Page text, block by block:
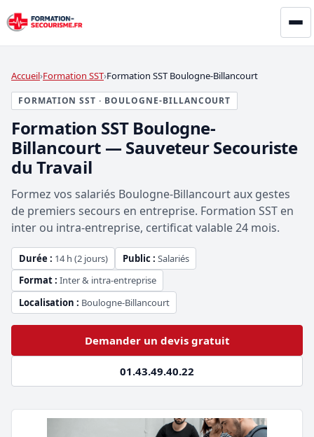
Accueil Formation SST Formation SST Boulogne-Billancourt
FORMATION SST · BOULOGNE-BILLANCOURT
Formation SST Boulogne-
Billancourt — Sauveteur Secouriste
du Travail
Formez vos salariés Boulogne-Billancourt aux gestes
de premiers secours en entreprise. Formation SST en
inter ou intra-entreprise, certificat valable 24 mois.
Durée : 14 h (2 jours) Public : Salariés
Format : Inter & intra-entreprise
Localisation : Boulogne-Billancourt
Demander un devis gratuit
01.43.49.40.22